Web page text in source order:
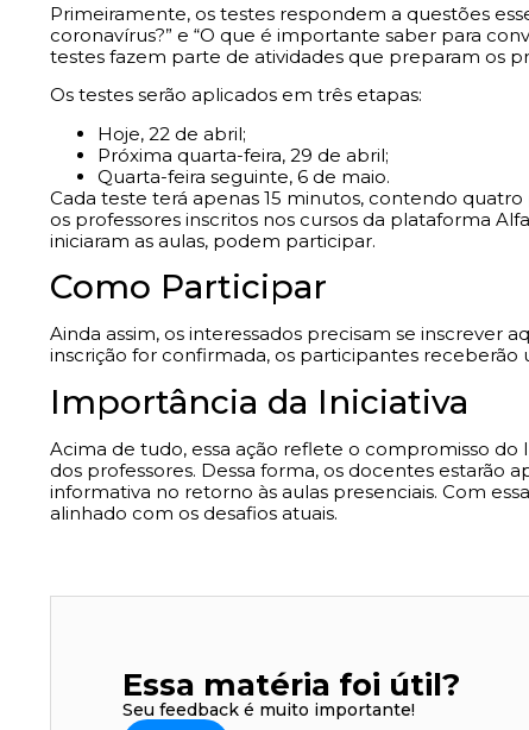
Primeiramente, os testes respondem a questões
coronavírus?” e “O que é importante saber para
testes fazem parte de atividades que preparam os
Os testes serão aplicados em três etapas:
Hoje, 22 de abril;
Próxima quarta-feira, 29 de abril;
Quarta-feira seguinte, 6 de maio.
Cada teste terá apenas 15 minutos, contendo
os professores inscritos nos cursos da plataforma
iniciaram as aulas, podem participar.
Como Participar
Ainda assim, os interessados precisam se inscrever
inscrição for confirmada, os participantes receberão
Importância da Iniciativa
Acima de tudo, essa ação reflete o compromisso
dos professores. Dessa forma, os docentes estarão
informativa no retorno às aulas presenciais. Com
alinhado com os desafios atuais.
Essa matéria foi útil?
Seu feedback é muito importante!